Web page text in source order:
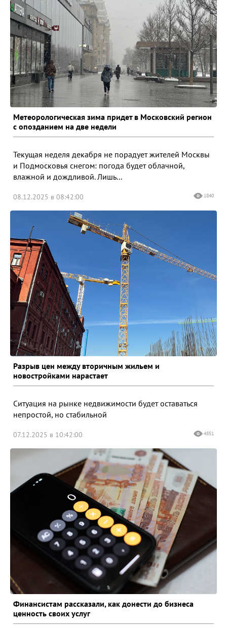
Метеорологическая зима придет в Московский регион
с опозданием на две недели
Текущая неделя декабря не порадует жителей Москвы
и Подмосковья снегом: погода будет облачной,
влажной и дождливой. Лишь...
08.12.2025 в 08:42:00 1840
Разрыв цен между вторичным жильем и
новостройками нарастает
Ситуация на рынке недвижимости будет оставаться
непростой, но стабильной
07.12.2025 в 10:42:00 4851
Финансистам рассказали, как донести до бизнеса
ценность своих услуг